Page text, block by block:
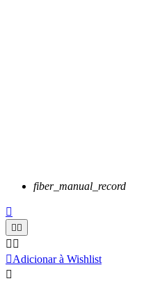
fiber_manual_record


 
Adicionar à Wishlist
